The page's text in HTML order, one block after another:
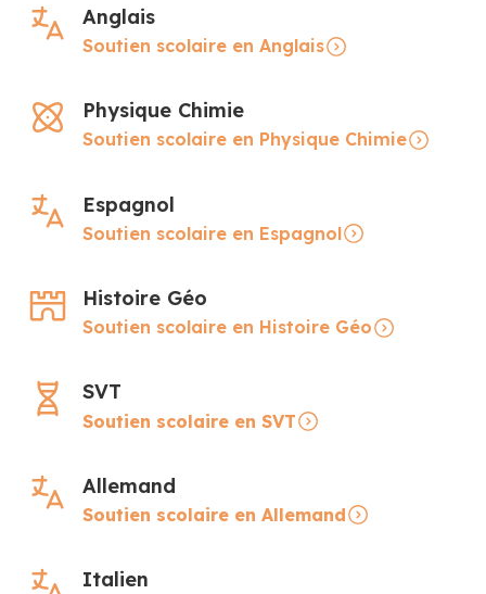
Anglais
Soutien scolaire en Anglais
Physique Chimie
Soutien scolaire en Physique Chimie
Espagnol
Soutien scolaire en Espagnol
Histoire Géo
Soutien scolaire en Histoire Géo
SVT
Soutien scolaire en SVT
Allemand
Soutien scolaire en Allemand
Italien